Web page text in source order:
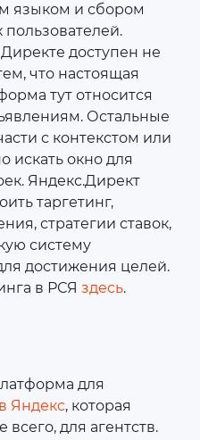
языком и сбором
доступен не
что настоящая
тут относится
Остальные
с контекстом или
искать окно для
Яндекс.Директ
таргетинг,
стратегии ставок,
систему
достижения целей.
в РСЯ здесь.
для
Яндекс, которая
для агентств.